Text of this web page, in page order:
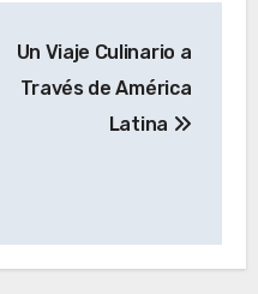
Un Viaje Culinario a
Través de América
Latina